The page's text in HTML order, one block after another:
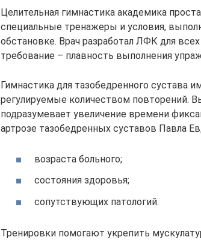
Целительная гимнастика академика
специальные тренажеры и условия,
обстановке. Врач разработал ЛФК для
требование – плавность выполнения
Гимнастика для тазобедренного сустава
регулируемые количеством повторений.
подразумевает увеличение времени
артрозе тазобедренных суставов Павла
возраста больного;
состояния здоровья;
сопутствующих патологий.
Тренировки помогают укрепить